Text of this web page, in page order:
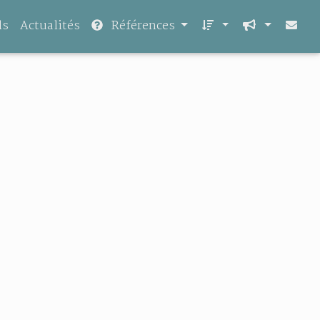
Actualités Références